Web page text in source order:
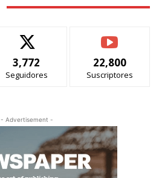
3,772
Seguidores
22,800
Suscriptores
- Advertisement -